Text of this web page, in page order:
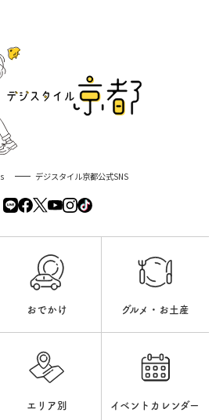
デジスタイル京都公式SNS
おでかけ グルメ・お土産
エリア別 イベントカレンダー